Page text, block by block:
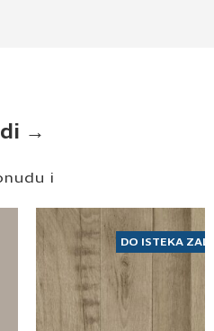
→
i
DO ISTEKA